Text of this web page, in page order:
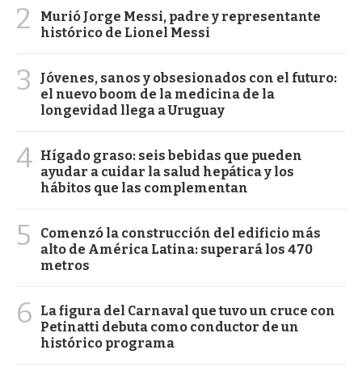
2
Murió Jorge Messi, padre y representante
histórico de Lionel Messi
3
Jóvenes, sanos y obsesionados con el futuro:
el nuevo boom de la medicina de la
longevidad llega a Uruguay
4 Hígado graso: seis bebidas que pueden
ayudar a cuidar la salud hepática y los
hábitos que las complementan
5
Comenzó la construcción del edificio más
alto de América Latina: superará los 470
metros
6
La figura del Carnaval que tuvo un cruce con
Petinatti debuta como conductor de un
histórico programa